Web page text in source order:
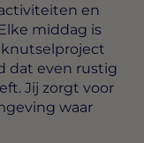
en
middag is
knutselproject
dat even rustig
Jij zorgt voor
waar